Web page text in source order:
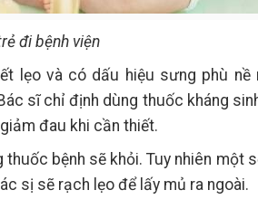
đi bệnh viện
lẹo và có dấu hiệu sưng phù nề
sĩ chỉ định dùng thuốc kháng
đau khi cần thiết.
bệnh sẽ khỏi. Tuy nhiên một
sị sẽ rạch lẹo để lấy mủ ra ngoài.